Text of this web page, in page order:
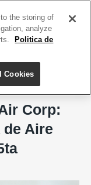
Corp:
de Aire
the storing of
analyze
Politica de
Cookies